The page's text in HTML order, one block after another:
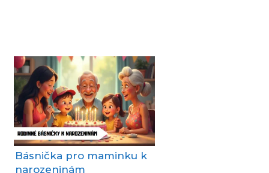
Básnička pro maminku k
narozeninám